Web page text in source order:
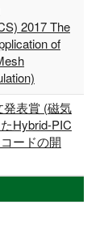
2017 The
of
表賞 (磁気
Hybrid-PIC
ードの開